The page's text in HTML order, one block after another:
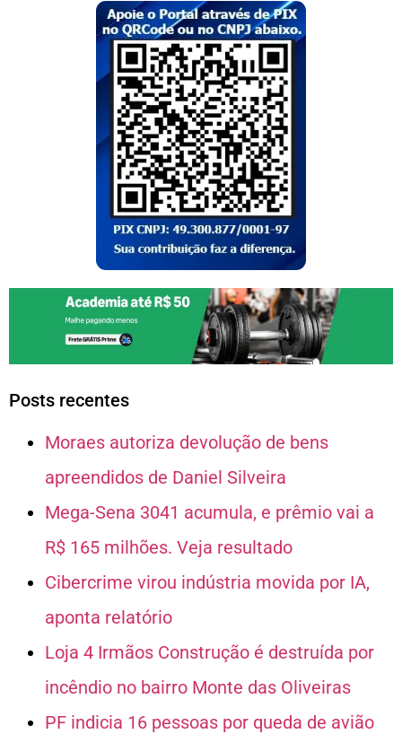
Posts recentes
Moraes autoriza devolução de bens
apreendidos de Daniel Silveira
Mega-Sena 3041 acumula, e prêmio vai a
R$ 165 milhões. Veja resultado
Cibercrime virou indústria movida por IA,
aponta relatório
Loja 4 Irmãos Construção é destruída por
incêndio no bairro Monte das Oliveiras
PF indicia 16 pessoas por queda de avião